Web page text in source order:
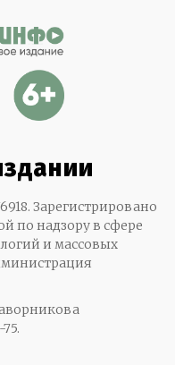
Зарегистрировано
по надзору в сфере
и массовых